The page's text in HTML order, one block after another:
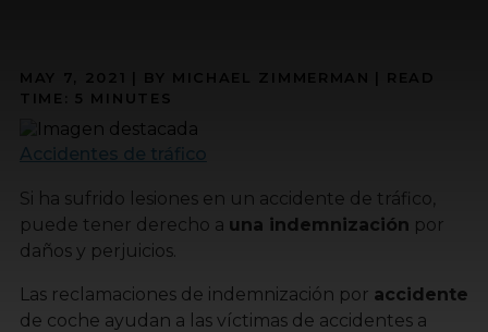
MAY 7, 2021 | BY MICHAEL ZIMMERMAN
READ
TIME:
5 MINUTES
Accidentes de tráfico
Si ha sufrido lesiones en un accidente de tráfico,
puede tener derecho a una indemnización por
daños y perjuicios.
Las reclamaciones de indemnización por accidente
de coche ayudan a las víctimas de accidentes a